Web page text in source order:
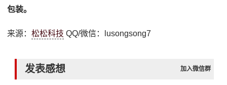
包装。
来源：松松科技 QQ/微信：lusongsong7
发表感想 加入微信群